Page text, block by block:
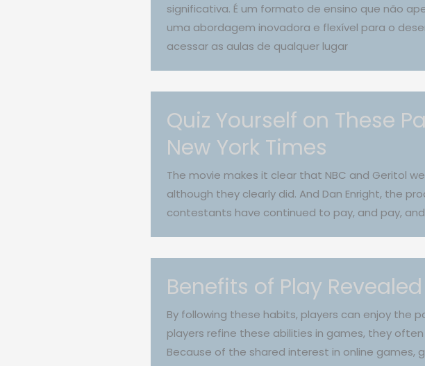
significativa. É um formato de ensino que não
uma abordagem inovadora e flexível para o
acessar as aulas de qualquer lugar
Quiz Yourself on These
New York Times
The movie makes it clear that NBC and Geritol
although they clearly did. And Dan Enright, the
contestants have continued to pay, and pay,
Benefits of Play
By following these habits, players can enjoy the
players refine these abilities in games, they
Because of the shared interest in online